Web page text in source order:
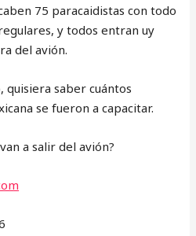
75 paracaidistas con todo
y todos entran uy
del avión.
quisiera saber cuántos
se fueron a capacitar.
a salir del avión?